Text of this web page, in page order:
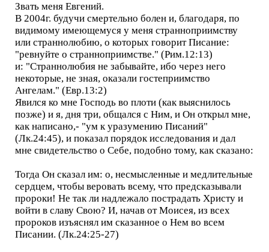
Звать меня Евгений.
В 2004г. будучи смертельно болен и, благодаря, по
видимому имеющемуся у меня странноприимству
или страннолюбию, о которых говорит Писание:
"ревнуйте о странноприимстве." (Рим.12:13)
и: "Страннолюбия не забывайте, ибо через него
некоторые, не зная, оказали гостеприимство
Ангелам." (Евр.13:2)
Явился ко мне Господь во плоти (как выяснилось
позже) и я, дня три, общался с Ним, и Он открыл мне,
как написано,- "ум к уразумению Писаний"
(Лк.24:45), и показал порядок исследования и дал
мне свидетельство о Себе, подобно тому, как сказано:
Тогда Он сказал им: о, несмысленные и медлительные
сердцем, чтобы веровать всему, что предсказывали
пророки! Не так ли надлежало пострадать Христу и
войти в славу Свою? И, начав от Моисея, из всех
пророков изъяснял им сказанное о Нем во всем
Писании. (Лк.24:25-27)